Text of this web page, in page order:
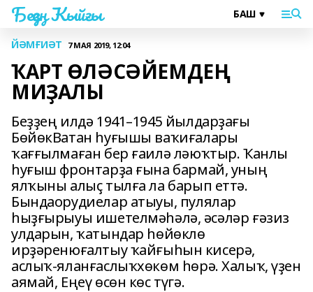
Беҙҙең Ҡыйғы
ЙӘМҒИӘТ 7 МАЯ 2019, 12:04
ҠАРТ ӨЛӘСӘЙЕМДЕҢ
МИҘАЛЫ
Беҙҙең илдә 1941–1945 йылдарҙағы
БөйөкВатан һуғышы ваҡиғалары
ҡағғылмаған бер ғаилә ләюҡтыр. Ҡанлы
һуғыш фронтарҙа ғына бармай, уның
ялҡыны алыҫ тылға ла барып еттә.
Бындаорудиелар атыуы, пулялар
һыҙғырыуы ишетелмәһәлә, әсәләр ғәзиз
улдарын, ҡатындар һөйөклө
ирҙәренюғалтыу ҡайғыһын кисерә,
аслыҡ-яланғаслыҡхөкөм һөрә. Халыҡ, үҙен
аямай, Еңеү өсөн көс түгә.